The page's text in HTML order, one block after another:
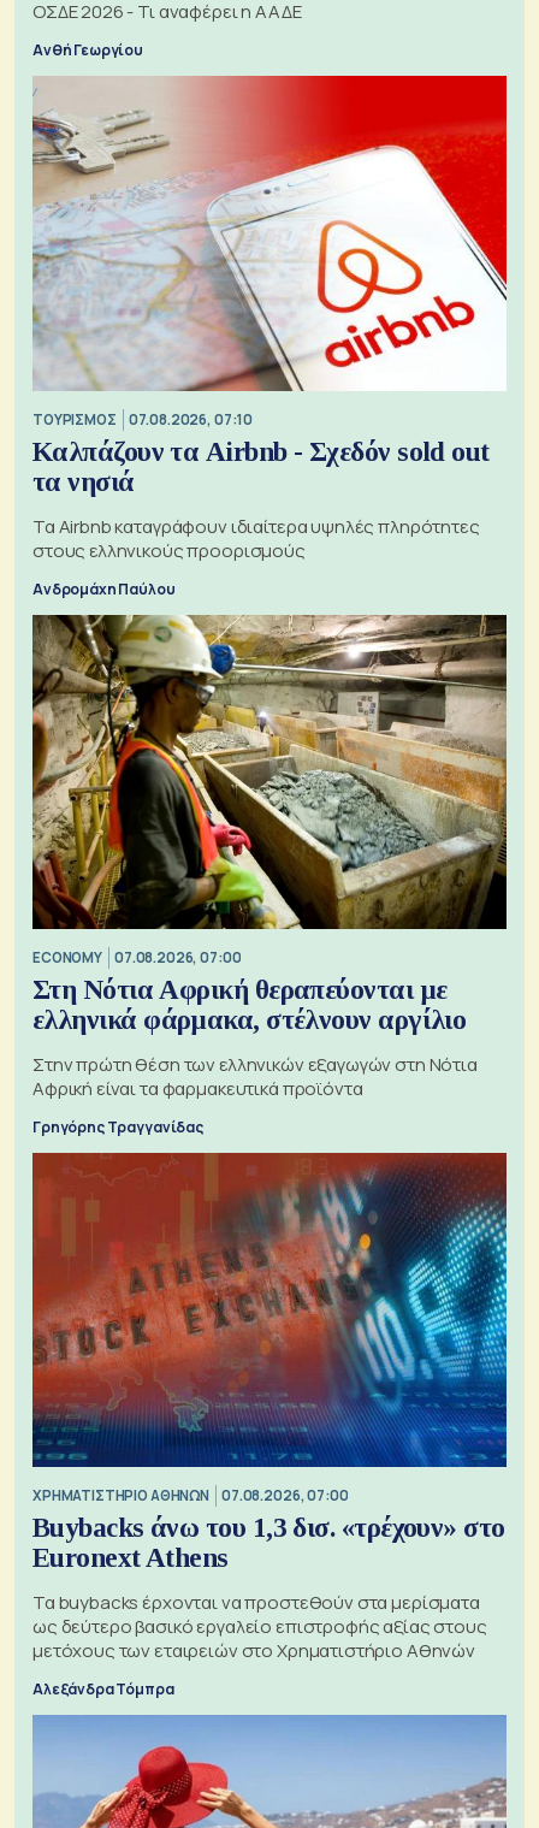
ΟΣΔΕ 2026 - Τι αναφέρει η ΑΑΔΕ
Ανθή Γεωργίου
ΤΟΥΡΙΣΜΟΣ 07.08.2026, 07:10
Καλπάζουν τα Airbnb - Σχεδόν sold out
τα νησιά
Τα Airbnb καταγράφουν ιδιαίτερα υψηλές πληρότητες
στους ελληνικούς προορισμούς
Ανδρομάχη Παύλου
ECONOMY 07.08.2026, 07:00
Στη Νότια Αφρική θεραπεύονται με
ελληνικά φάρμακα, στέλνουν αργίλιο
Στην πρώτη θέση των ελληνικών εξαγωγών στη Νότια
Αφρική είναι τα φαρμακευτικά προϊόντα
Γρηγόρης Τραγγανίδας
XΡΗΜΑΤΙΣΤΗΡΙΟ ΑΘΗΝΩΝ 07.08.2026, 07:00
Buybacks άνω του 1,3 δισ. «τρέχουν» στο
Euronext Athens
Τα buybacks έρχονται να προστεθούν στα μερίσματα
ως δεύτερο βασικό εργαλείο επιστροφής αξίας στους
μετόχους των εταιρειών στο Χρηματιστήριο Αθηνών
Αλεξάνδρα Τόμπρα